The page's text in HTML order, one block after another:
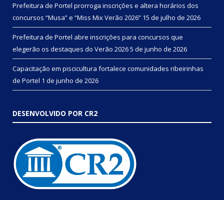
Prefeitura de Portel prorroga inscrições e altera horários dos
concursos “Musa” e “Miss Mix Verão 2026” 15 de julho de 2026
Prefeitura de Portel abre inscrições para concursos que
elegerão os destaques do Verão 20265 de junho de 2026
Capacitação em piscicultura fortalece comunidades ribeirinhas
de Portel 1 de junho de 2026
DESENVOLVIDO POR CR2